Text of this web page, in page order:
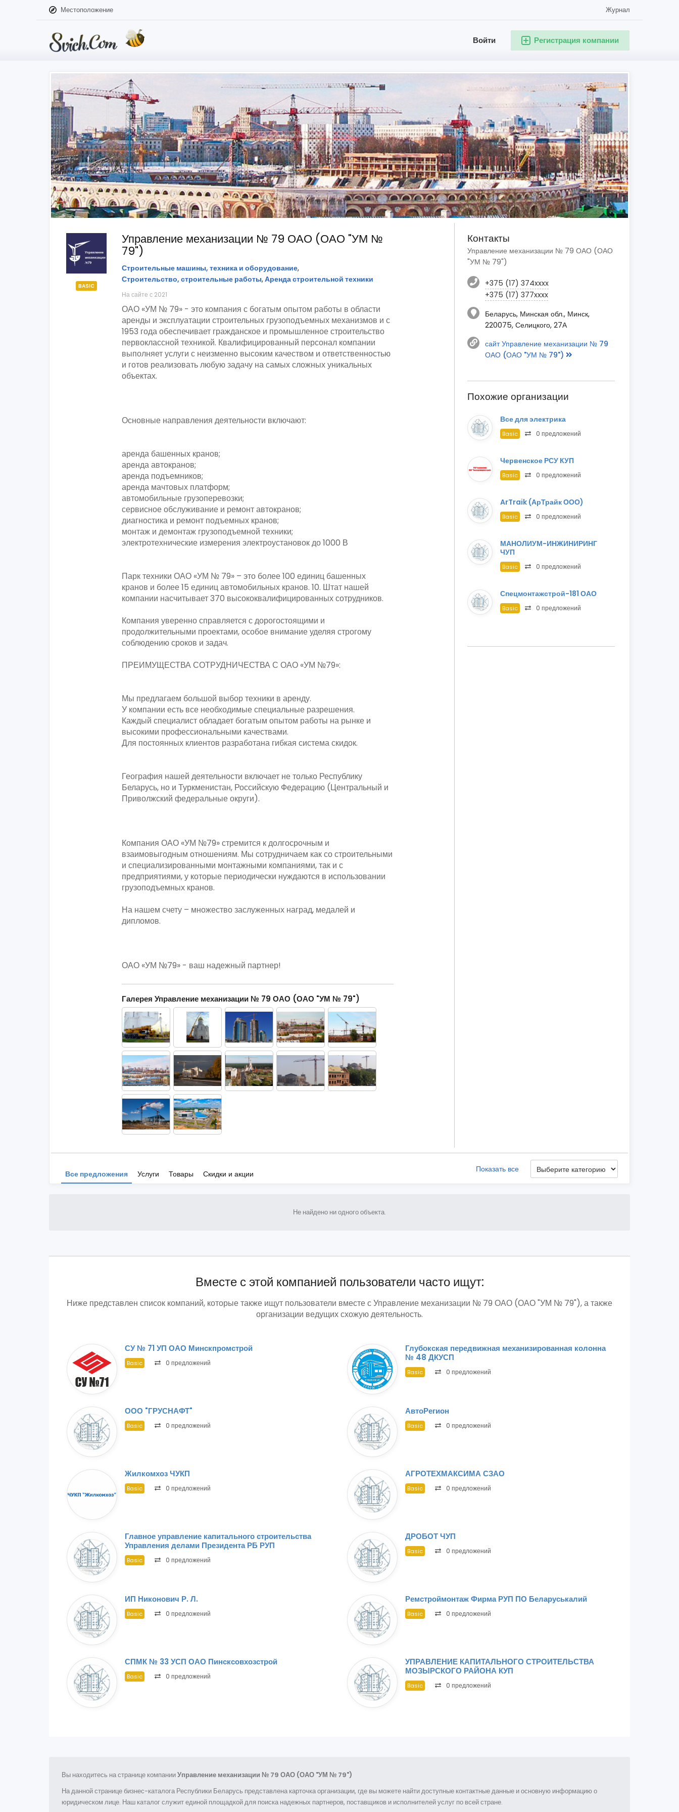
Журнал
Местоположение
Регистрация компании
Войти
BASIC
Управление механизации № 79 ОАО (ОАО "УМ №
79")
Строительные машины, техника и оборудование,
Строительство, строительные работы,Аренда строительной техники
На сайте с 2021
ОАО «УМ № 79» - это компания с богатым опытом работы в области
аренды и эксплуатации строительных грузоподъемных механизмов и с
1953 года обеспечивает гражданское и промышленное строительство
первоклассной техникой. Квалифицированный персонал компании
выполняет услуги с неизменно высоким качеством и ответственностью
и готов реализовать любую задачу на самых сложных уникальных
объектах.
Основные направления деятельности включают:
аренда башенных кранов;
аренда автокранов;
аренда подъемников;
аренда мачтовых платформ;
автомобильные грузоперевозки;
сервисное обслуживание и ремонт автокранов;
диагностика и ремонт подъемных кранов;
монтаж и демонтаж грузоподъемной техники;
электротехнические измерения электроустановок до 1000 В
Парк техники ОАО «УМ № 79» – это более 100 единиц башенных
кранов и более 15 единиц автомобильных кранов. 10. Штат нашей
компании насчитывает 370 высококвалифицированных сотрудников.
Компания уверенно справляется с дорогостоящими и
продолжительными проектами, особое внимание уделяя строгому
соблюдению сроков и задач.
ПРЕИМУЩЕСТВА СОТРУДНИЧЕСТВА С ОАО «УМ №79»:
Мы предлагаем большой выбор техники в аренду.
У компании есть все необходимые специальные разрешения.
Каждый специалист обладает богатым опытом работы на рынке и
высокими профессиональными качествами.
Для постоянных клиентов разработана гибкая система скидок.
География нашей деятельности включает не только Республику
Беларусь, но и Туркменистан, Российскую Федерацию (Центральный и
Приволжский федеральные округи).
Компания ОАО «УМ №79» стремится к долгосрочным и
взаимовыгодным отношениям. Мы сотрудничаем как со строительными
и специализированными монтажными компаниями, так и с
предприятиями, у которые периодически нуждаются в использовании
грузоподъемных кранов.
На нашем счету – множество заслуженных наград, медалей и
дипломов.
ОАО «УМ №79» - ваш надежный партнер!
Галерея Управление механизации № 79 ОАО (ОАО "УМ № 79")
Контакты
Управление механизации № 79 ОАО (ОАО
"УМ № 79")
+375 (17) 374xxxx
+375 (17) 377xxxx
Беларусь, Минская обл., Минск,
220075, Селицкого, 27А
сайт Управление механизации № 79
ОАО (ОАО "УМ № 79")
Похожие организации
Все для электрика
Basic 0 предложений
Червенское РСУ КУП
Basic 0 предложений
ArTraik (АрТрайк ООО)
Basic 0 предложений
МАНОЛИУМ-ИНЖИНИРИНГ
ЧУП
Basic 0 предложений
Спецмонтажстрой-181 ОАО
Basic 0 предложений
Все предложения Услуги Товары Скидки и акции Показать все
Не найдено ни одного объекта.
Вместе с этой компанией пользователи часто ищут:
Ниже представлен список компаний, которые также ищут пользователи вместе с Управление механизации № 79 ОАО (ОАО "УМ № 79"), а также
организации ведущих схожую деятельность.
СУ № 71 УП ОАО Минскпромстрой
Basic 0 предложений
Глубокская передвижная механизированная колонна
№ 48 ДКУСП
Basic 0 предложений
ООО "ГРУСНАФТ"
Basic 0 предложений
АвтоРегион
Basic 0 предложений
Жилкомхоз ЧУКП
Basic 0 предложений
АГРОТЕХМАКСИМА СЗАО
Basic 0 предложений
Главное управление капитального строительства
Управления делами Президента РБ РУП
Basic 0 предложений
ДРОБОТ ЧУП
Basic 0 предложений
ИП Никонович Р. Л.
Basic 0 предложений
Ремстроймонтаж Фирма РУП ПО Беларуськалий
Basic 0 предложений
СПМК № 33 УСП ОАО Пинсксовхозстрой
Basic 0 предложений
УПРАВЛЕНИЕ КАПИТАЛЬНОГО СТРОИТЕЛЬСТВА
МОЗЫРСКОГО РАЙОНА КУП
Basic 0 предложений
Вы находитесь на странице компанииУправление механизации № 79 ОАО (ОАО "УМ № 79")
На данной странице бизнес-каталога Республики Беларусь представлена карточка организации, где вы можете найти доступные контактные данные и основную информацию о
юридическом лице. Наш каталог служит единой площадкой для поиска надежных партнеров, поставщиков и исполнителей услуг по всей стране.